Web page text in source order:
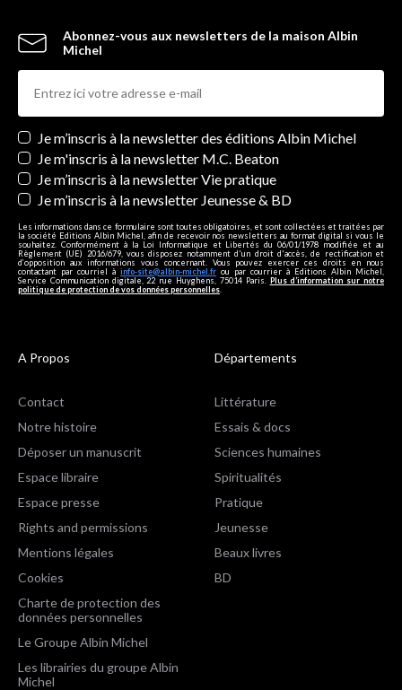
Abonnez-vous aux newsletters de la maison Albin
Michel
Newsletters
Je m’inscris à la newsletter des éditions Albin Michel
Je m'inscris à la newsletter M.C. Beaton
Je m’inscris à la newsletter Vie pratique
Je m’inscris à la newsletter Jeunesse & BD
Les informations dans ce formulaire sont toutes obligatoires, et sont collectées et traitées par
la société Editions Albin Michel, afin de recevoir nos newsletters au format digital si vous le
souhaitez. Conformément à la Loi Informatique et Libertés du 06/01/1978 modifiée et au
Règlement (UE) 2016/679, vous disposez notamment d'un droit d'accès, de rectification et
d’opposition aux informations vous concernant. Vous pouvez exercer ces droits en nous
contactant par courriel à info-site@albin-michel.fr ou par courrier à Editions Albin Michel,
Service Communication digitale, 22 rue Huyghens, 75014 Paris. Plus d’information sur notre
politique de protection de vos données personnelles
A Propos
Contact
Notre histoire
Déposer un manuscrit
Espace libraire
Espace presse
Rights and permissions
Mentions légales
Cookies
Charte de protection des
données personnelles
Le Groupe Albin Michel
Les librairies du groupe Albin
Michel
Départements
Littérature
Essais & docs
Sciences humaines
Spiritualités
Pratique
Jeunesse
Beaux livres
BD